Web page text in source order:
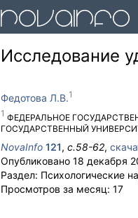
Исследование
Федотова Л.В.
ФЕДЕРАЛЬНОЕ
ГОСУДАРСТВЕННЫЙ
NovaInfo 121, с.58-62,
Опубликовано 18 декабря
Раздел: Психологические
Просмотров за месяц: 17